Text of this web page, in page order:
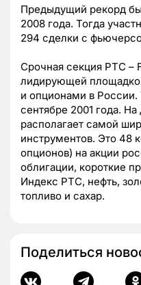
Предыдущий рекорд
2008 года. Тогда
294 сделки с
Срочная секция РТС –
лидирующей
и опционами в России.
сентябре 2001 года.
располагает самой
инструментов. Это 48
опционов) на акции
облигации, короткие
Индекс РТС, нефть,
топливо и сахар.
Поделиться